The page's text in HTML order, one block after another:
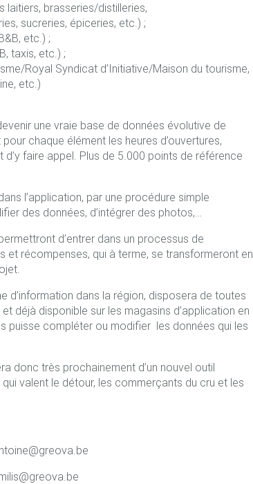
laitiers, brasseries/distilleries,
sucreries, épiceries, etc.) ;
etc.) ;
taxis, etc.) ;
Royal Syndicat d’Initiative/Maison du tourisme,
etc.)
une vraie base de données évolutive de
chaque élément les heures d’ouvertures,
faire appel. Plus de 5.000 points de référence
l’application, par une procédure simple
des données, d’intégrer des photos,…
d’entrer dans un processus de
récompenses, qui à terme, se transformeront en
d’information dans la région, disposera de toutes
déjà disponible sur les magasins d’application en
puisse compléter ou modifier les données qui les
donc très prochainement d’un nouvel outil
valent le détour, les commerçants du cru et les